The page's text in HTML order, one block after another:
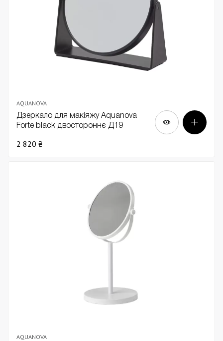
AQUANOVA
Дзеркало для макіяжу Aquanova
Forte black двостороннє Д19
2 820 ₴
AQUANOVA